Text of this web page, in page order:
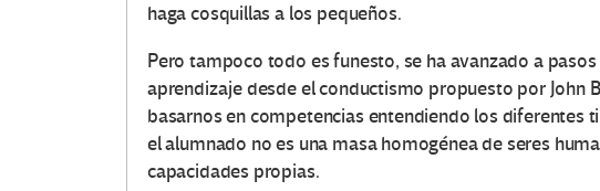
haga cosquillas a los pequeños.
Pero tampoco todo es funesto, se ha avanzado a
aprendizaje desde el conductismo propuesto por John
basarnos en competencias entendiendo los diferentes
el alumnado no es una masa homogénea de seres
capacidades propias.